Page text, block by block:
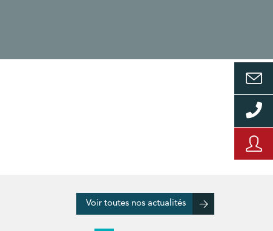
Voir toutes nos actualités